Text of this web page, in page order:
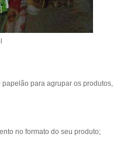
para agrupar os produtos,
no formato do seu produto;